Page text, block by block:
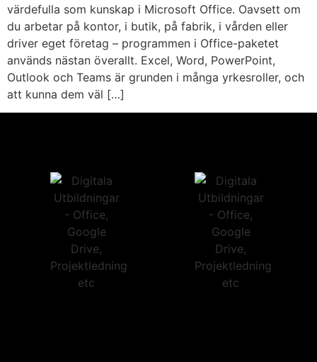
värdefulla som kunskap i Microsoft Office. Oavsett om
du arbetar på kontor, i butik, på fabrik, i vården eller
driver eget företag – programmen i Office-paketet
används nästan överallt. Excel, Word, PowerPoint,
Outlook och Teams är grunden i många yrkesroller, och
att kunna dem väl […]